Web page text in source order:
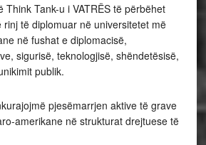
Think Tank-u i VATRËS të përbëhet
rinj të diplomuar në universitetet më
në fushat e diplomacisë,
sigurisë, teknologjisë, shëndetësisë,
publik.
pjesëmarrjen aktive të grave
amerikane në strukturat drejtuese të